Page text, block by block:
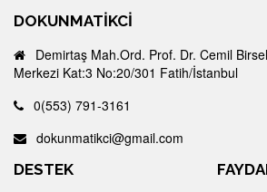
DOKUNMATIKCI
Demirtaş Mah.Ord. Prof. Dr. Cemil
Merkezi Kat:3 No:20/301 Fatih/İstanbul
0(553) 791-3161
dokunmatikci@gmail.com
DESTEK